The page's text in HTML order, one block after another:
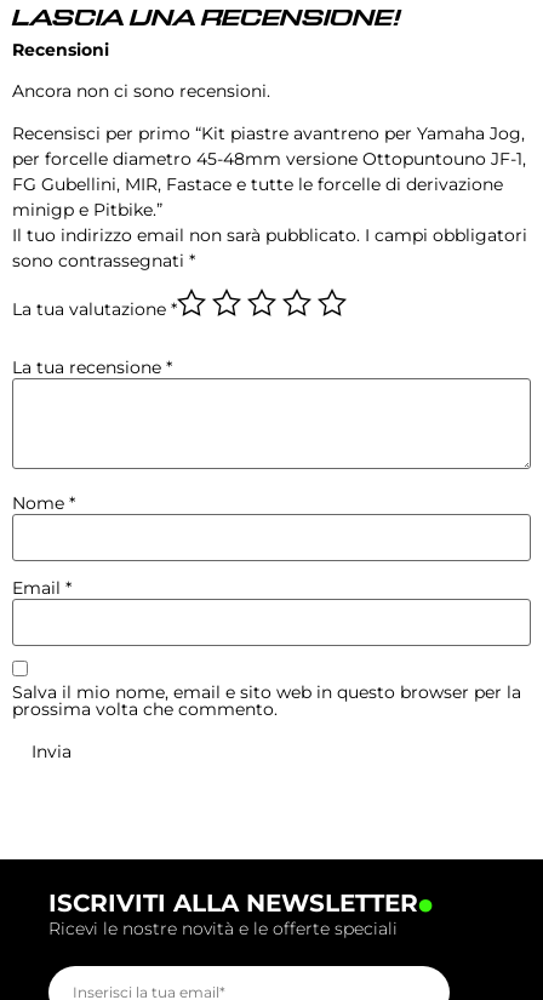
LASCIA UNA RECENSIONE!
Recensioni
Ancora non ci sono recensioni.
Recensisci per primo “Kit piastre avantreno per Yamaha Jog,
per forcelle diametro 45-48mm versione Ottopuntouno JF-1,
FG Gubellini, MIR, Fastace e tutte le forcelle di derivazione
minigp e Pitbike.”
Il tuo indirizzo email non sarà pubblicato. I campi obbligatori
sono contrassegnati *
La tua valutazione *
La tua recensione *
Nome *
Email *
Salva il mio nome, email e sito web in questo browser per la
prossima volta che commento.
ISCRIVITI ALLA NEWSLETTER.
Ricevi le nostre novità e le offerte speciali